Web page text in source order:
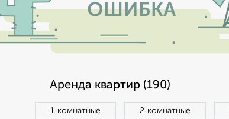
Аренда квартир (190)
1‑комнатные 2‑комнатные